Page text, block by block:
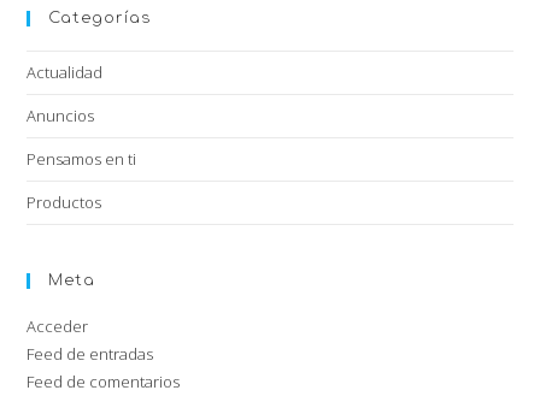
Categorías
Actualidad
Anuncios
Pensamos en ti
Productos
Meta
Acceder
Feed de entradas
Feed de comentarios